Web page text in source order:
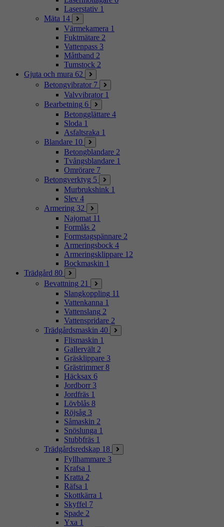
Laserstativ 1
Mäta 14
Värmekamera 1
Fuktmätare 2
Vattenpass 3
Måttband 2
Tumstock 2
Gjuta och mura 62
Betongvibrator 7
Valvvibrator 1
Bearbetning 6
Betongglättare 4
Sloda 1
Asfaltsraka 1
Blandare 10
Betongblandare 2
Tvångsblandare 1
Omrörare 7
Betongverktyg 5
Murbrukshink 1
Slev 4
Armering 32
Najomat 11
Formlås 2
Formstagspännare 2
Armeringsbock 4
Armeringsklippare 12
Bockmaskin 1
Trädgård 80
Bevattning 21
Slangkoppling 11
Vattenkanna 1
Vattenslang 2
Vattenspridare 2
Trädgårdsmaskin 40
Flismaskin 1
Gallervält 2
Gräsklippare 3
Grästrimmer 8
Häcksax 6
Jordborr 3
Jordfräs 1
Lövblås 8
Röjsåg 3
Såmaskin 2
Snöslunga 1
Stubbfräs 1
Trädgårdsredskap 18
Fyllhammare 3
Krafsa 1
Kratta 2
Räfsa 1
Skottkärra 1
Skyffel 7
Spade 2
Yxa 1